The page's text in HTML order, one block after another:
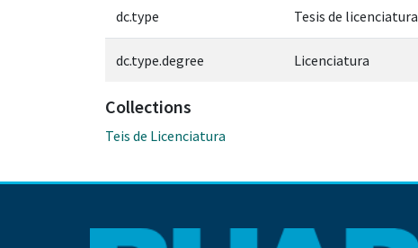
dc.type Tesis de licenciatura
dc.type.degree Licenciatura
Collections
Teis de Licenciatura